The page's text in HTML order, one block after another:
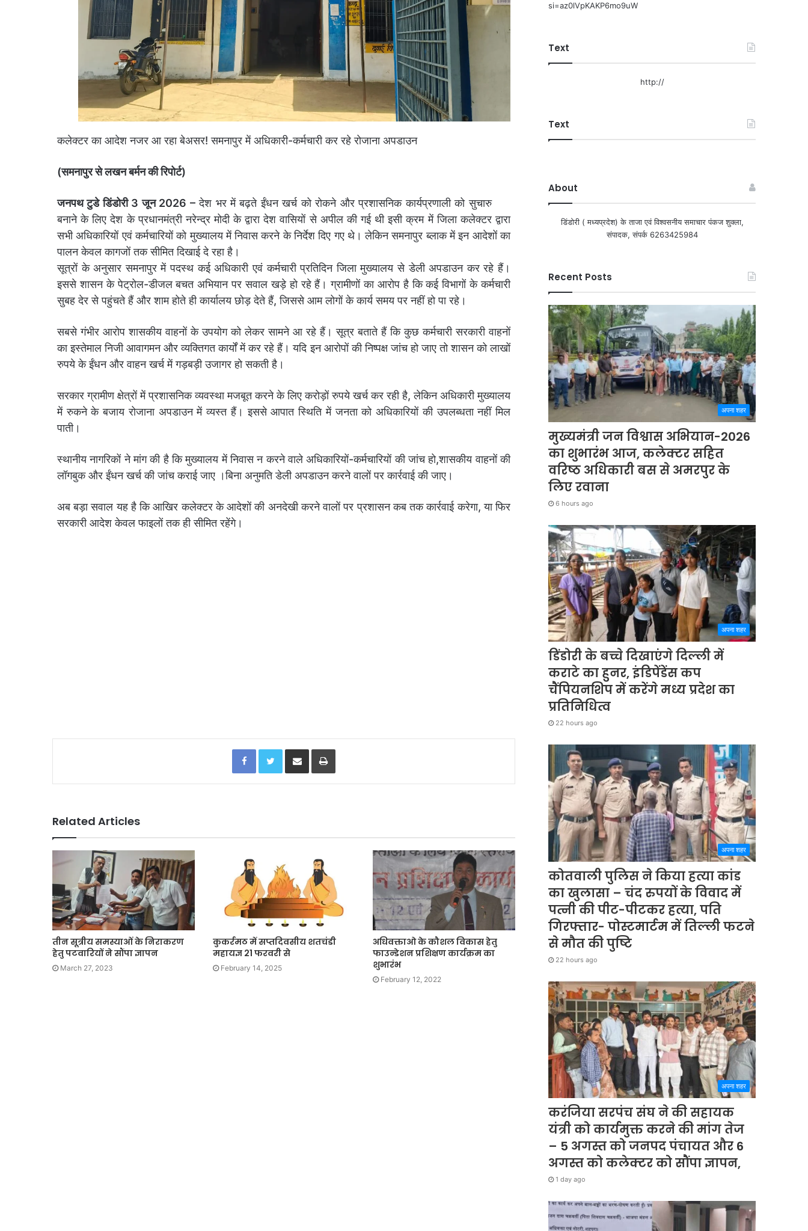
कलेक्टर का आदेश नजर आ रहा बेअसर! समनापुर में अधिकारी-कर्मचारी कर रहे रोजाना अपडाउन
(समनापुर से लखन बर्मन की रिपोर्ट)
जनपथ टुडे डिंडोरी 3 जून 2026 –देश भर में बढ़ते ईंधन खर्च को रोकने और प्रशासनिक कार्यप्रणाली को सुचारु
बनाने के लिए देश के प्रधानमंत्री नरेन्द्र मोदी के द्वारा देश वासियों से अपील की गई थी इसी क्रम में जिला कलेक्टर द्वारा
सभी अधिकारियों एवं कर्मचारियों को मुख्यालय में निवास करने के निर्देश दिए गए थे। लेकिन समनापुर ब्लाक में इन आदेशों का
पालन केवल कागजों तक सीमित दिखाई दे रहा है।
सूत्रों के अनुसार समनापुर में पदस्थ कई अधिकारी एवं कर्मचारी प्रतिदिन जिला मुख्यालय से डेली अपडाउन कर रहे हैं।
इससे शासन के पेट्रोल-डीजल बचत अभियान पर सवाल खड़े हो रहे हैं। ग्रामीणों का आरोप है कि कई विभागों के कर्मचारी
सुबह देर से पहुंचते हैं और शाम होते ही कार्यालय छोड़ देते हैं, जिससे आम लोगों के कार्य समय पर नहीं हो पा रहे।
सबसे गंभीर आरोप शासकीय वाहनों के उपयोग को लेकर सामने आ रहे हैं। सूत्र बताते हैं कि कुछ कर्मचारी सरकारी वाहनों
का इस्तेमाल निजी आवागमन और व्यक्तिगत कार्यों में कर रहे हैं। यदि इन आरोपों की निष्पक्ष जांच हो जाए तो शासन को लाखों
रुपये के ईंधन और वाहन खर्च में गड़बड़ी उजागर हो सकती है।
सरकार ग्रामीण क्षेत्रों में प्रशासनिक व्यवस्था मजबूत करने के लिए करोड़ों रुपये खर्च कर रही है, लेकिन अधिकारी मुख्यालय
में रुकने के बजाय रोजाना अपडाउन में व्यस्त हैं। इससे आपात स्थिति में जनता को अधिकारियों की उपलब्धता नहीं मिल
पाती।
स्थानीय नागरिकों ने मांग की है कि मुख्यालय में निवास न करने वाले अधिकारियों-कर्मचारियों की जांच हो,शासकीय वाहनों की
लॉगबुक और ईंधन खर्च की जांच कराई जाए ।बिना अनुमति डेली अपडाउन करने वालों पर कार्रवाई की जाए।
अब बड़ा सवाल यह है कि आखिर कलेक्टर के आदेशों की अनदेखी करने वालों पर प्रशासन कब तक कार्रवाई करेगा, या फिर
सरकारी आदेश केवल फाइलों तक ही सीमित रहेंगे।
Facebook Twitter
Related Articles
तीन सूत्रीय समस्याओं के निराकरण
हेतु पटवारियों ने सौंपा ज्ञापन
March 27, 2023
कुकर्रमठ में सप्तदिवसीय शतचंडी
महायज्ञ 21 फरवरी से
February 14, 2025
अधिवक्ताओ के कौशल विकास हेतु
फाउन्डेशन प्रशिक्षण कार्यक्रम का
शुभारंभ
February 12, 2022
si=az0lVpKAKP6mo9uW
Text
http://
Text
About
डिंडोरी ( मध्यप्रदेश) के ताजा एवं विश्वसनीय समाचार पंकज शुक्ला,
संपादक, संपर्क 6263425984
Recent Posts
अपना शहर
मुख्यमंत्री जन विश्वास अभियान-2026
का शुभारंभ आज, कलेक्टर सहित
वरिष्ठ अधिकारी बस से अमरपुर के
लिए रवाना
6 hours ago
अपना शहर
डिंडोरी के बच्चे दिखाएंगे दिल्ली में
कराटे का हुनर, इंडिपेंडेंस कप
चैंपियनशिप में करेंगे मध्य प्रदेश का
प्रतिनिधित्व
22 hours ago
अपना शहर
कोतवाली पुलिस ने किया हत्या कांड
का खुलासा – चंद रुपयों के विवाद में
पत्नी की पीट-पीटकर हत्या, पति
गिरफ्तार- पोस्टमार्टम में तिल्ली फटने
से मौत की पुष्टि
22 hours ago
अपना शहर
करंजिया सरपंच संघ ने की सहायक
यंत्री को कार्यमुक्त करने की मांग तेज
– 5 अगस्त को जनपद पंचायत और 6
अगस्त को कलेक्टर को सौंपा ज्ञापन,
1 day ago